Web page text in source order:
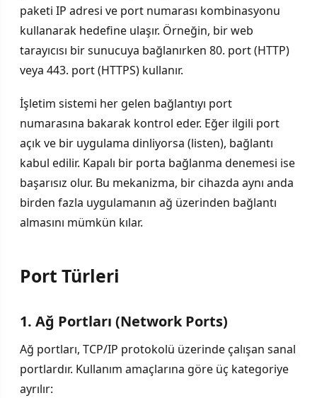
paketi IP adresi ve port numarası kombinasyonu
kullanarak hedefine ulaşır. Örneğin, bir web
tarayıcısı bir sunucuya bağlanırken 80. port (HTTP)
veya 443. port (HTTPS) kullanır.
İşletim sistemi her gelen bağlantıyı port
numarasına bakarak kontrol eder. Eğer ilgili port
açık ve bir uygulama dinliyorsa (listen), bağlantı
kabul edilir. Kapalı bir porta bağlanma denemesi ise
başarısız olur. Bu mekanizma, bir cihazda aynı anda
birden fazla uygulamanın ağ üzerinden bağlantı
almasını mümkün kılar.
Port Türleri
1. Ağ Portları (Network Ports)
Ağ portları, TCP/IP protokolü üzerinde çalışan sanal
portlardır. Kullanım amaçlarına göre üç kategoriye
ayrılır: